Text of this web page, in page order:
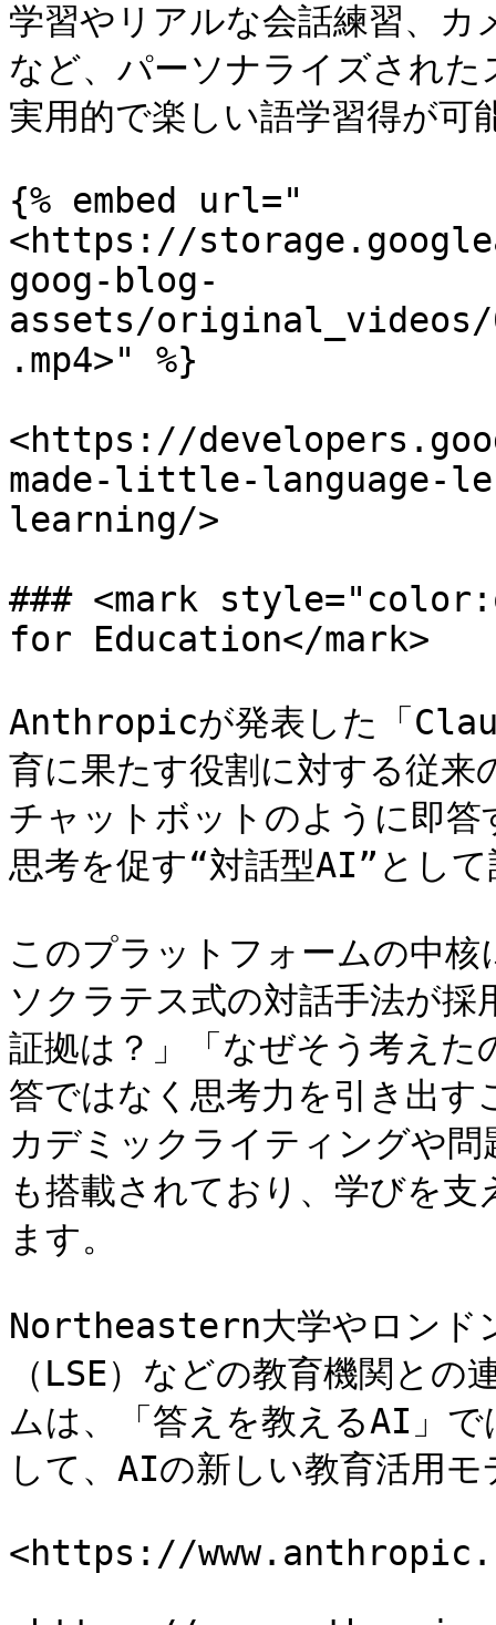
学習やリアルな会話練習、
など、パーソナライズされ
実用的で楽しい語学習得が可
{% embed url="
<https://
goog-blog-
assets/original_videos/
.mp4>" %}
<https://
made-little-language-
learning/>
### <mark
for Education</mark>
Anthropicが発表した「
育に果たす役割に対する従来
チャットボットのように即
思考を促す“対話型AI”とし
このプラットフォームの中
ソクラテス式の対話手法が
証拠は？」「なぜそう考え
答ではなく思考力を引き出
カデミックライティングや
も搭載されており、学びを
ます。
Northeastern大学やロンド
（LSE）などの教育機関と
ムは、「答えを教えるAI」
して、AIの新しい教育活用
<https://